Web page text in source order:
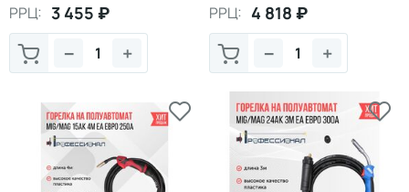
РРЦ: 3 455 ₽
+
−
РРЦ: 4 818 ₽
+
−